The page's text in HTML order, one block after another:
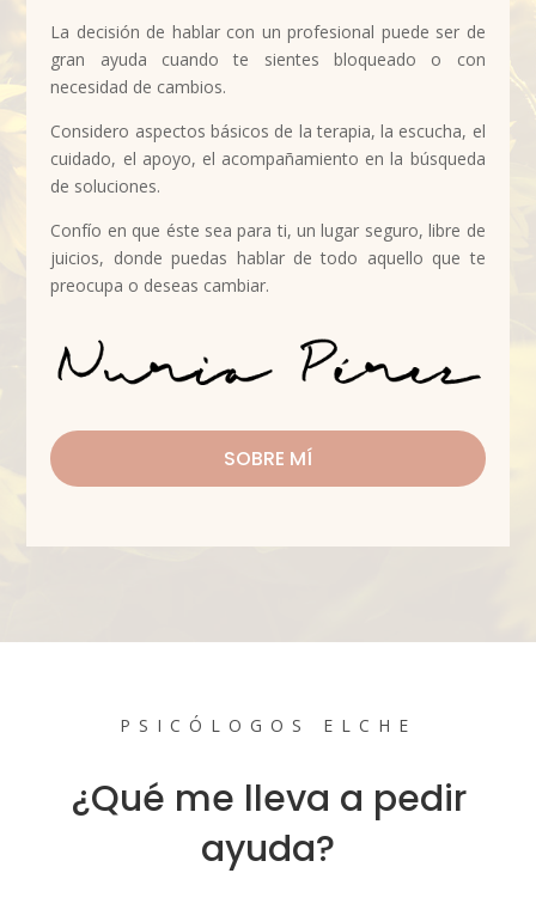
La decisión de hablar con un profesional puede ser de
gran ayuda cuando te sientes bloqueado o con
necesidad de cambios.
Considero aspectos básicos de la terapia, la escucha, el
cuidado, el apoyo, el acompañamiento en la búsqueda
de soluciones.
Confío en que éste sea para ti, un lugar seguro, libre de
juicios, donde puedas hablar de todo aquello que te
preocupa o deseas cambiar.
SOBRE MÍ
PSICÓLOGOS ELCHE
¿Qué me lleva a pedir
ayuda?